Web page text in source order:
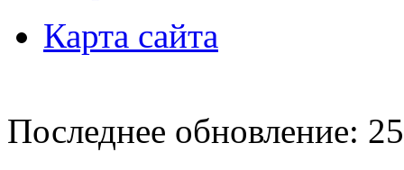
Карта сайта
Последнее обновление: